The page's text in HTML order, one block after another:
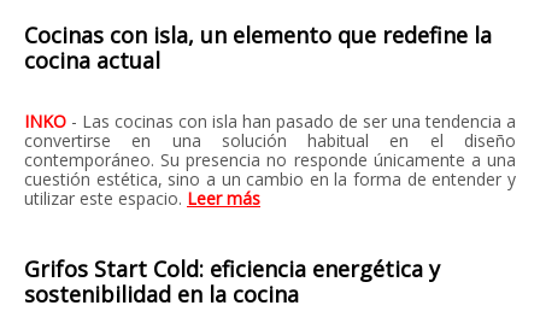
Cocinas con isla, un elemento que redefine la
cocina actual
INKO - Las cocinas con isla han pasado de ser una tendencia a
convertirse en una solución habitual en el diseño
contemporáneo. Su presencia no responde únicamente a una
cuestión estética, sino a un cambio en la forma de entender y
utilizar este espacio. Leer más
Grifos Start Cold: eficiencia energética y
sostenibilidad en la cocina